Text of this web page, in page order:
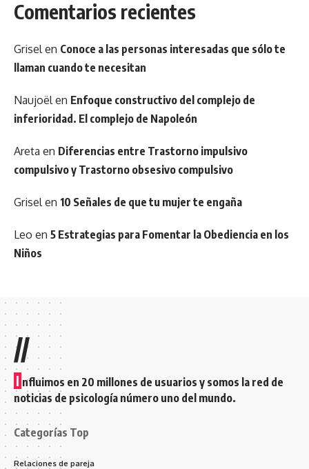
Comentarios recientes
Griselen Conoce a las personas interesadas que sólo te
llaman cuando te necesitan
Naujoëlen Enfoque constructivo del complejo de
inferioridad. El complejo de Napoleón
Areta en Diferencias entre Trastorno impulsivo
compulsivo y Trastorno obsesivo compulsivo
Griselen 10 Señales de que tu mujer te engaña
Leo en 5 Estrategias para Fomentar la Obediencia en los
Niños
//
I nfluimos en 20 millones de usuarios y somos la red de
noticias de psicología número uno del mundo.
Categorías Top
Relaciones de pareja